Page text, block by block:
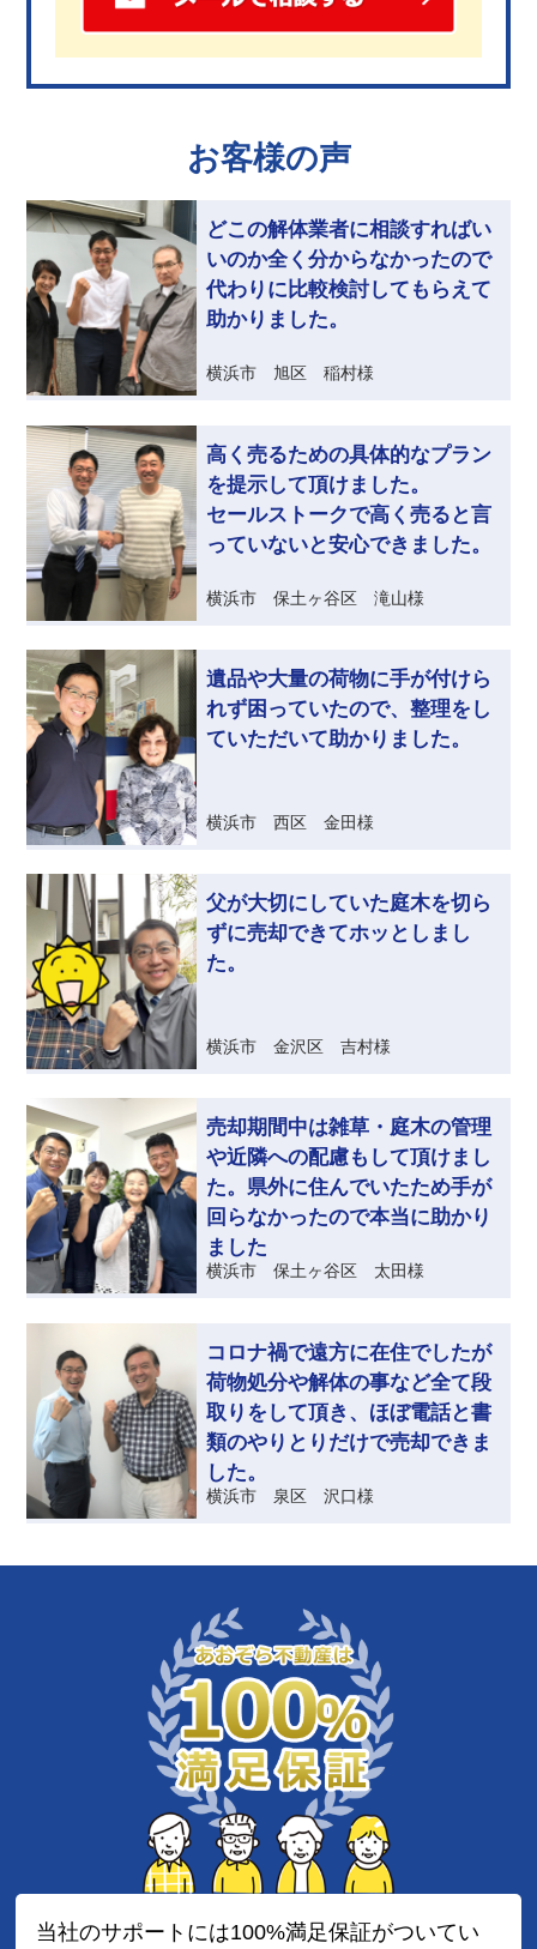
お客様の声
どこの解体業者に相談すればい
いのか全く分からなかったので
代わりに比較検討してもらえて
助かりました。
横浜市 旭区 稲村様
高く売るための具体的なプラン
を提示して頂けました。
セールストークで高く売ると言
っていないと安心できました。
横浜市 保土ヶ谷区 滝山様
遺品や大量の荷物に手が付けら
れず困っていたので、整理をし
ていただいて助かりました。
横浜市 西区 金田様
父が大切にしていた庭木を切ら
ずに売却できてホッとしまし
た。
横浜市 金沢区 吉村様
売却期間中は雑草・庭木の管理
や近隣への配慮もして頂けまし
た。 県外に住んでいたため手が
回らなかったので本当に助かり
ました
横浜市 保土ヶ谷区 太田様
コロナ禍で遠方に在住でしたが
荷物処分や解体の事など全て段
取りをして頂き、ほぼ電話と書
類のやりとりだけで売却できま
した。
横浜市 泉区 沢口様
当社のサポートには100%満足保証がついてい